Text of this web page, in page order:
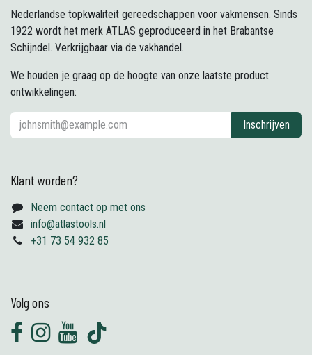
Nederlandse topkwaliteit gereedschappen voor vakmensen. Sinds
1922 wordt het merk ATLAS geproduceerd in het Brabantse
Schijndel. Verkrijgbaar via de vakhandel.
We houden je graag op de hoogte van onze laatste product
ontwikkelingen:
Inschrijven
Klant worden?
Neem contact op met ons
info@atlastools.nl
+31 73 54 932 85
Volg ons